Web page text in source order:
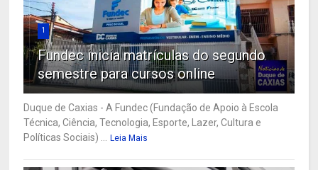
1
Fundec inicia matrículas do segundo
semestre para cursos online
Duque de Caxias - A Fundec (Fundação de Apoio à Escola
Técnica, Ciência, Tecnologia, Esporte, Lazer, Cultura e
Políticas Sociais) ... Leia Mais